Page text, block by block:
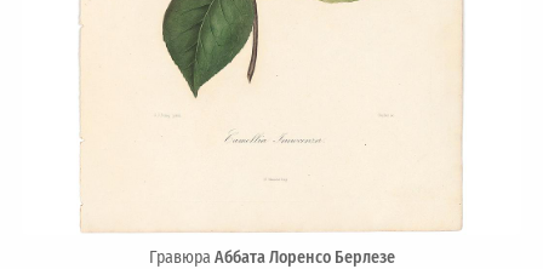
ГравюраАббата Лоренсо Берлезе